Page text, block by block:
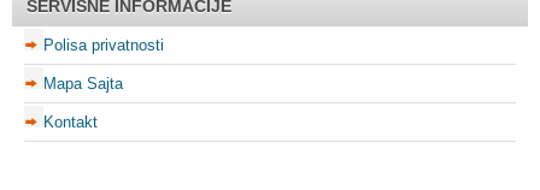
SERVISNE INFORMACIJE
Polisa privatnosti
Mapa Sajta
Kontakt